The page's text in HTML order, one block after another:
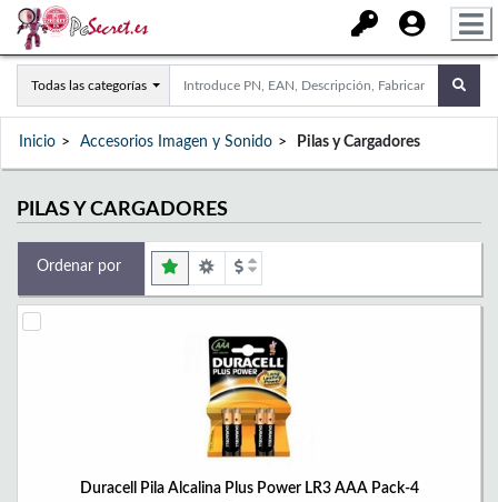
Todas las categorías
Inicio Accesorios Imagen y Sonido Pilas y Cargadores
PILAS Y CARGADORES
Ordenar por
Duracell Pila Alcalina Plus Power LR3 AAA Pack-4